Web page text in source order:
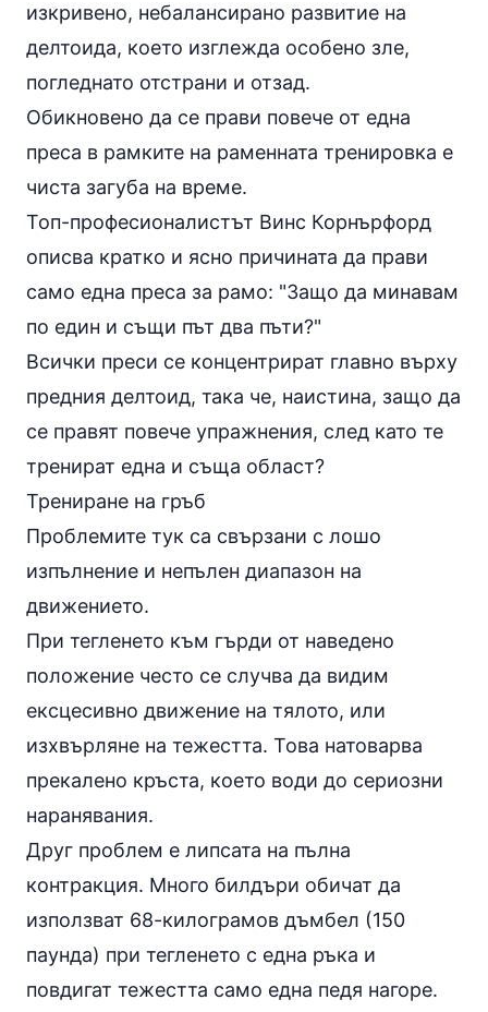
изкривено, небалансирано развитие на
делтоида, което изглежда особено зле,
погледнато отстрани и отзад.
Обикновено да се прави повече от една
преса в рамките на раменната тренировка е
чиста загуба на време.
Топ-професионалистът Винс Корнърфорд
описва кратко и ясно причината да прави
само една преса за рамо: "Защо да минавам
по един и същи път два пъти?"
Всички преси се концентрират главно върху
предния делтоид, така че, наистина, защо да
се правят повече упражнения, след като те
тренират една и съща област?
Трениране на гръб
Проблемите тук сa свързани с лошо
изпълнение и непълен диапазон на
движението.
При тегленето към гърди от наведено
положение често се случва да видим
ексцесивно движение на тялото, или
изхвърляне на тежестта. Това натоварва
прекалено кръста, което води до сериозни
наранявания.
Друг проблем е липсата на пълна
контракция. Много билдъри обичат да
използват 68-килограмов дъмбел (150
паунда) при тегленето с една ръка и
повдигат тежестта само една педя нагоре.